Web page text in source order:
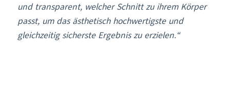
und transparent, welcher Schnitt zu ihrem Körper
passt, um das ästhetisch hochwertigste und
gleichzeitig sicherste Ergebnis zu erzielen.“